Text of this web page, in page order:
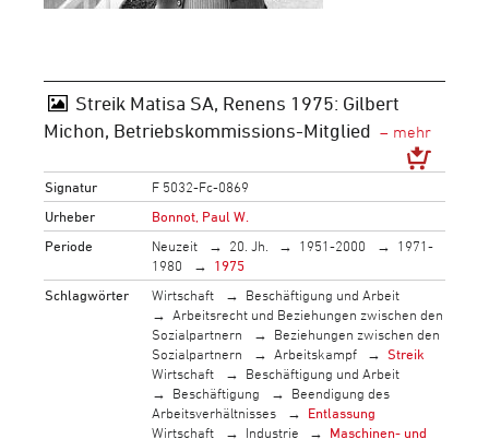
Streik Matisa SA, Renens 1975: Gilbert
Michon, Betriebskommissions-Mitglied
Signatur
F 5032-Fc-0869
Urheber
Bonnot, Paul W.
Periode
Neuzeit 20. Jh. 1951-2000
1971-
1980
1975
Schlagwörter
Wirtschaft
Beschäftigung und Arbeit
Arbeitsrecht und Beziehungen zwischen den
Sozialpartnern
Beziehungen zwischen den
Sozialpartnern
Arbeitskampf
Streik
Wirtschaft
Beschäftigung und Arbeit
Beschäftigung
Beendigung des
Arbeitsverhältnisses
Entlassung
Wirtschaft
Industrie Maschinen- und